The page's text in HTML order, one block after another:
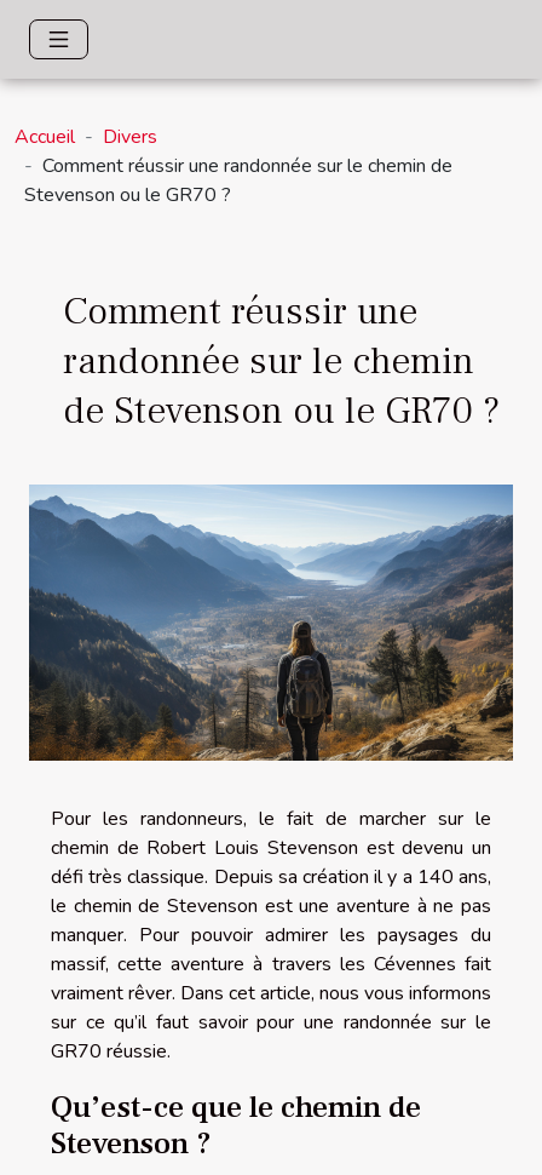
Accueil
Divers
Comment réussir une randonnée sur le chemin de
Stevenson ou le GR70 ?
Comment réussir une
randonnée sur le chemin
de Stevenson ou le GR70 ?
Pour les randonneurs, le fait de marcher sur le
chemin de Robert Louis Stevenson est devenu un
défi très classique. Depuis sa création il y a 140 ans,
le chemin de Stevenson est une aventure à ne pas
manquer. Pour pouvoir admirer les paysages du
massif, cette aventure à travers les Cévennes fait
vraiment rêver. Dans cet article, nous vous informons
sur ce qu’il faut savoir pour une randonnée sur le
GR70 réussie.
Qu’est-ce que le chemin de
Stevenson ?